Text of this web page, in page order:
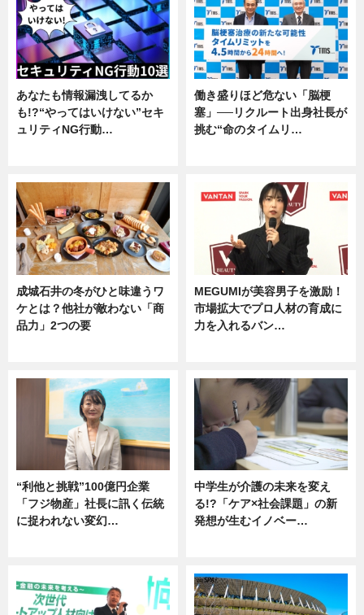
あなたも情報漏洩してるか
も!?“やってはいけない”セキ
ュリティNG行動…
働き盛りほど危ない「脳梗
塞」──リクルート出身社長が
挑む“命のタイムリ…
成城石井の冬がひと味違うワ
ケとは？他社が敵わない「商
品力」2つの要
MEGUMIが美容男子を激励！
市場拡大でプロ人材の育成に
力を入れるバン…
“利他と挑戦”100億円企業
「フジ物産」社長に訊く伝統
に捉われない変幻…
中学生が介護の未来を変え
る!?「ケア×社会課題」の新
発想が生むイノベー…